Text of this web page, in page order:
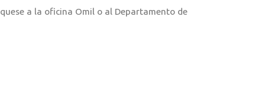
a la oficina Omil o al Departamento de